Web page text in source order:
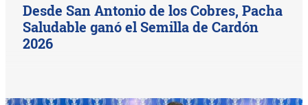
Desde San Antonio de los Cobres, Pacha
Saludable ganó el Semilla de Cardón
2026